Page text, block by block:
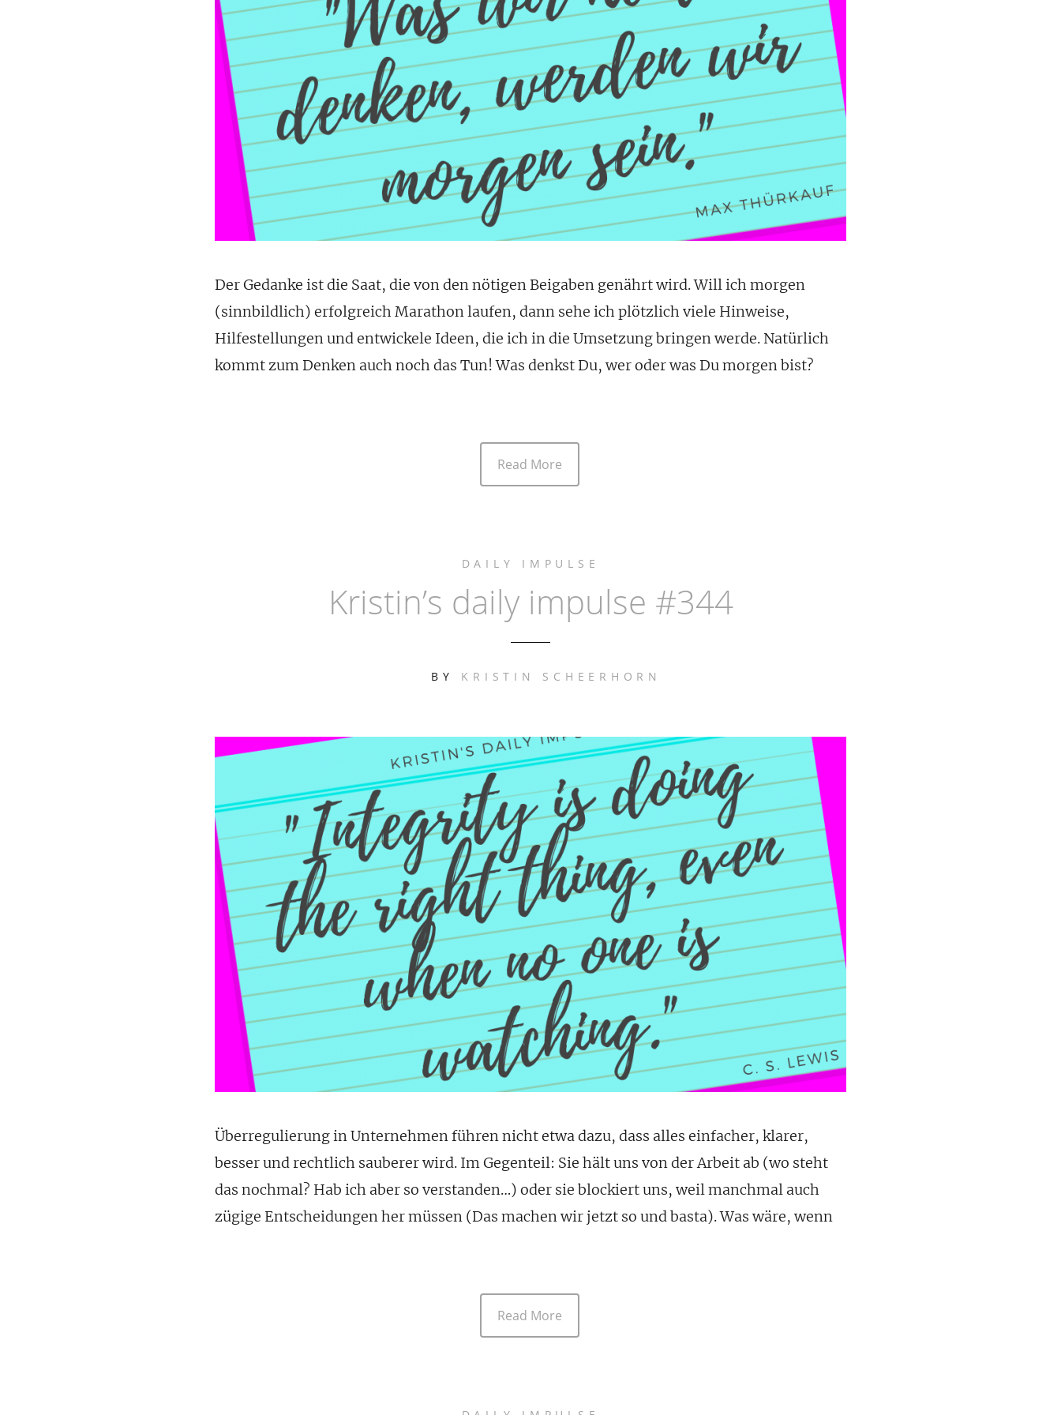
Der Gedanke ist die Saat, die von den nötigen Beigaben genährt wird. Will ich morgen
(sinnbildlich) erfolgreich Marathon laufen, dann sehe ich plötzlich viele Hinweise,
Hilfestellungen und entwickele Ideen, die ich in die Umsetzung bringen werde. Natürlich
kommt zum Denken auch noch das Tun! Was denkst Du, wer oder was Du morgen bist?
Read More
DAILY IMPULSE
Kristin’s daily impulse #344
BY KRISTIN SCHEERHORN
Überregulierung in Unternehmen führen nicht etwa dazu, dass alles einfacher, klarer,
besser und rechtlich sauberer wird. Im Gegenteil: Sie hält uns von der Arbeit ab (wo steht
das nochmal? Hab ich aber so verstanden…) oder sie blockiert uns, weil manchmal auch
zügige Entscheidungen her müssen (Das machen wir jetzt so und basta). Was wäre, wenn
Read More